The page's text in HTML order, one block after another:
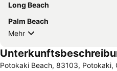
Long Beach
Palm Beach
Mehr
Potokaki Beach, 83103, Potokaki,